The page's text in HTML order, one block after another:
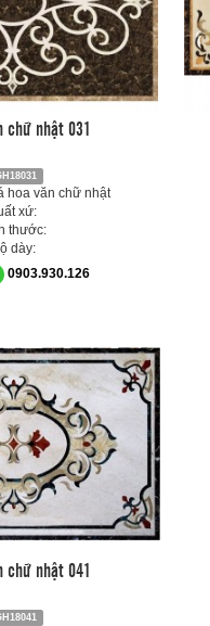
chữ nhật 031
hoa văn chữ nhật
xứ:
thước:
dày:
0903.930.126
chữ nhật 041